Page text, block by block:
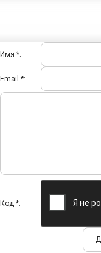
Имя *:
Email *:
Код *: